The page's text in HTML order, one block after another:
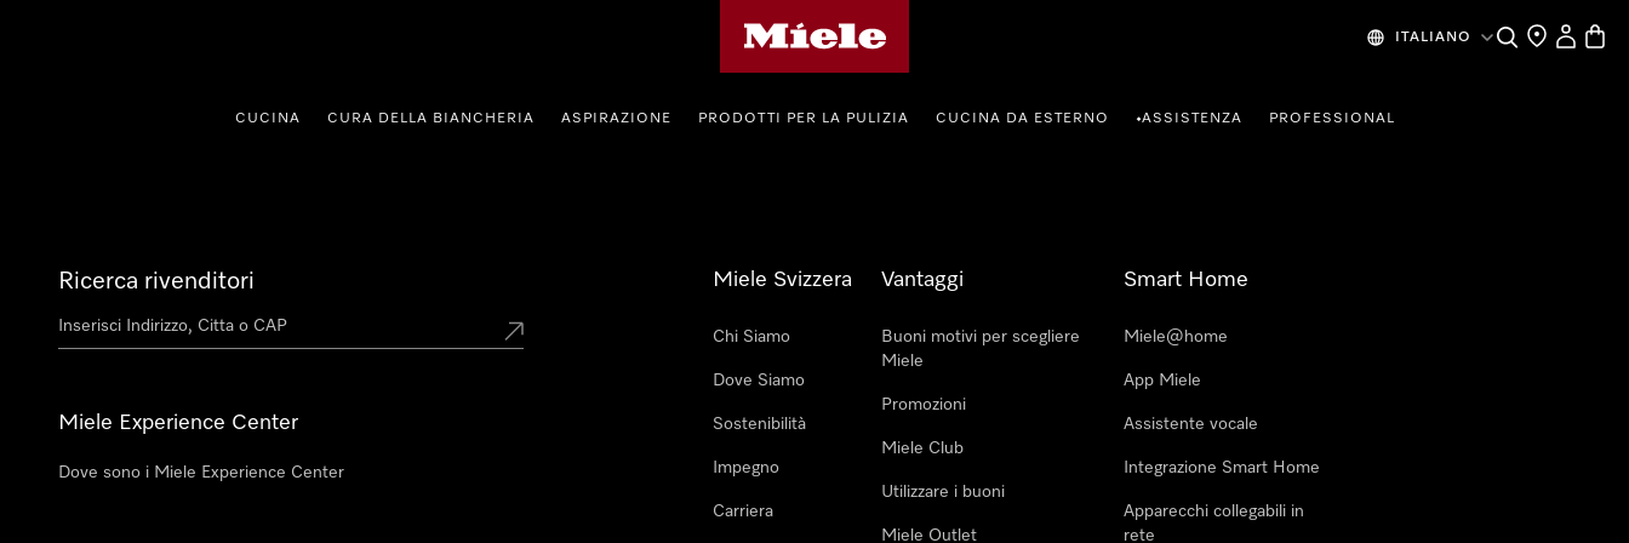
ITALIANO CercaRicerca
Il mio
CUCINA CURA DELLA BIANCHERIA ASPIRAZIONE PRODOTTI PER LA PULIZIA CUCINA DA ESTERNO •ASSISTENZA PROFESSIONAL
Ricerca rivenditori
Miele Experience Center
Dove sono i Miele Experience Center
Miele Svizzera
Chi Siamo
Dove Siamo
Sostenibilità
Impegno
Carriera
Vantaggi
Buoni motivi per scegliere
Miele
Promozioni
Miele Club
Utilizzare i buoni
Miele Outlet
Smart Home
Miele@home
App Miele
Assistente vocale
Integrazione Smart Home
Apparecchi collegabili in
rete